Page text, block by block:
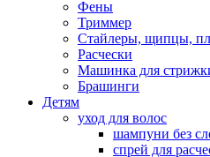
Фены
Триммер
Стайлеры, щипцы,
Расчески
Машинка для
Брашинги
Детям
уход для волос
шампуни без
спрей для